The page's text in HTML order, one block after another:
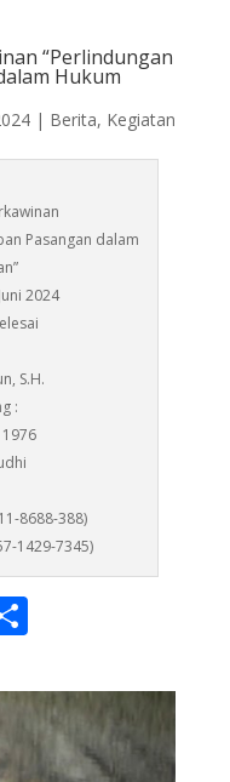
ar
e
“Perlindungan
Hukum
| Berita, Kegiatan
Pasangan dalam
2024
S.H.
:
8688-388)
1429-7345)
S
ar
e